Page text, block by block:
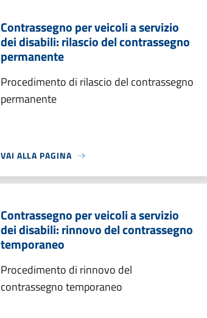
Contrassegno per veicoli a servizio
dei disabili: rilascio del contrassegno
permanente
Procedimento di rilascio del contrassegno
permanente
VAI ALLA PAGINA
Contrassegno per veicoli a servizio
dei disabili: rinnovo del contrassegno
temporaneo
Procedimento di rinnovo del
contrassegno temporaneo